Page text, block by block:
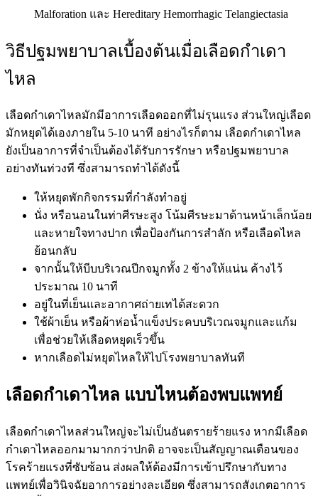
Malforation และ Hereditary Hemorrhagic Telangiectasia
วิธีปฐมพยาบาลเบื้องต้นเมื่อเลือดกำเดา
ไหล
เลือดกำเดาไหลมักมีอาการเลือดออกที่ไม่รุนแรง ส่วนใหญ่เลือด
มักหยุดได้เองภายใน 5-10 นาที อย่างไรก็ตาม เลือดกำเดาไหล
ยังเป็นอาการที่จำเป็นต้องได้รับการรักษา หรือปฐมพยาบาล
อย่างทันท่วงที ซึ่งสามารถทำได้ดังนี้
ให้หยุดพักกิจกรรมที่กำลังทำอยู่
นั่ง หรือนอนในท่าศีรษะสูง โน้มศีรษะมาด้านหน้าเล็กน้อย
และหายใจทางปาก เพื่อป้องกันการสำลัก หรือเลือดไหล
ย้อนกลับ
จากนั้นให้บีบบริเวณปีกจมูกทั้ง 2 ข้างให้แน่น ค้างไว้
ประมาณ 10 นาที
อยู่ในที่เย็นและอากาศถ่ายเทได้สะดวก
ใช้ผ้าเย็น หรือผ้าห่อน้ำแข็งประคบบริเวณจมูกและแก้ม
เพื่อช่วยให้เลือดหยุดเร็วขึ้น
หากเลือดไม่หยุดไหลให้ไปโรงพยาบาลทันที
เลือดกำเดาไหล แบบไหนต้องพบแพทย์
เลือดกำเดาไหลส่วนใหญ่จะไม่เป็นอันตรายร้ายแรง หากมีเลือด
กำเดาไหลออกมามากกว่าปกติ อาจจะเป็นสัญญาณเตือนของ
โรคร้ายแรงที่ซับซ้อน ส่งผลให้ต้องมีการเข้าปรึกษากับทาง
แพทย์เพื่อวินิจฉัยอาการอย่างละเอียด ซึ่งสามารถสังเกตอาการ